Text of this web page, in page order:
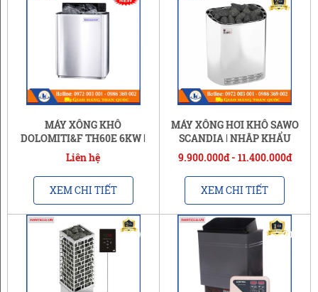
MÁY XÔNG KHÔ
DOLOMITI&F TH60E 6KW |
NHẬP KHẨU CHÍNH HÃNG
Liên hệ
XEM CHI TIẾT
MÁY XÔNG HƠI KHÔ SAWO
SCANDIA | NHẬP KHẨU
CHÍNH HÃNG
9.900.000đ - 11.400.000đ
XEM CHI TIẾT
-20% -20%